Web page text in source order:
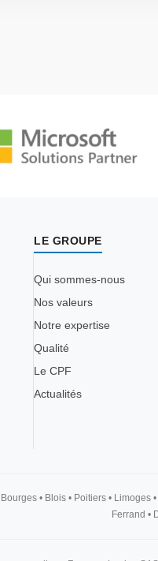
LE GROUPE
Qui sommes-nous
Nos valeurs
Notre expertise
Qualité
Le CPF
Actualités
•Blois •Poitiers •Limoges •
Ferrand •